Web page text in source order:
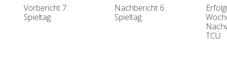
Vorbericht 7.
Spieltag
Nachbericht 6.
Spieltag
TCÜ